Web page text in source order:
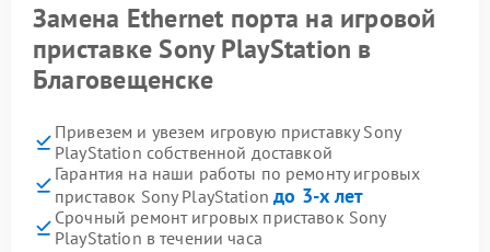
Замена Ethernet порта на игровой
приставке Sony PlayStation в
Благовещенске
Привезем и увезем игровую приставку Sony
PlayStation собственной доставкой
Гарантия на наши работы по ремонту игровых
приставок Sony PlayStationдо 3-х лет
Срочный ремонт игровых приставок Sony
PlayStation в течении часа